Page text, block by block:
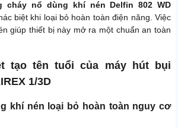
cháy nổ dùng khí nén Delfin 802 WD
biệt khi loại bỏ hoàn toàn điện năng. Việc
giúp thiết bị này mở ra một chuẩn an toàn
tạo tên tuổi của máy hút bụi
1/3D
khí nén loại bỏ hoàn toàn nguy cơ